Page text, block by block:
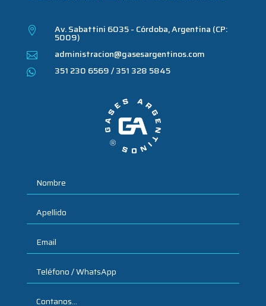
 Av. Sabattini 6035 - Córdoba, Argentina (CP:
5009)
 administracion@gasesargentinos.com
 351 230 6569 / 351 328 5845